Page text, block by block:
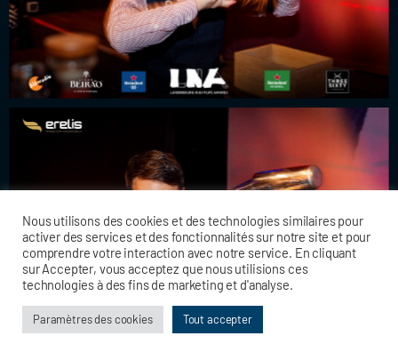
Nous utilisons des cookies et des technologies similaires pour
activer des services et des fonctionnalités sur notre site et pour
comprendre votre interaction avec notre service. En cliquant
sur Accepter, vous acceptez que nous utilisions ces
technologies à des fins de marketing et d'analyse.
Paramètres des cookies Tout accepter